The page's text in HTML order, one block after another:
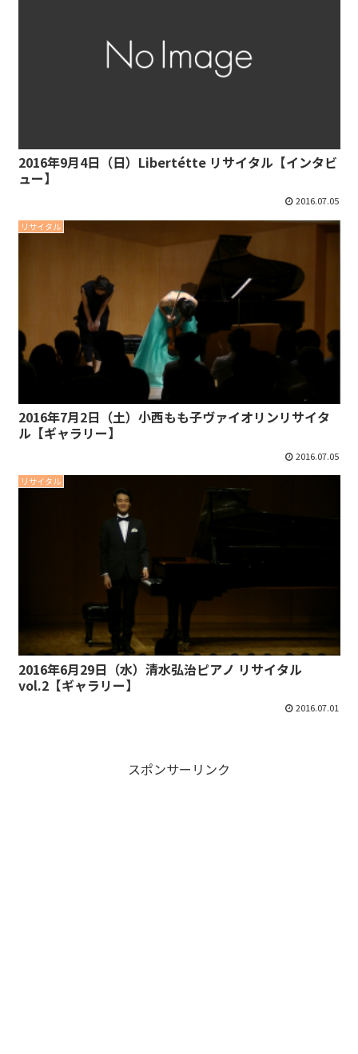
2016年9月4日（日）Libertétte リサイタル【インタビ
ュー】
2016.07.05
リサイタル
2016年7月2日（土）小西もも子ヴァイオリンリサイタ
ル【ギャラリー】
2016.07.05
リサイタル
2016年6月29日（水）清水弘治ピアノ リサイタル
vol.2【ギャラリー】
2016.07.01
スポンサーリンク